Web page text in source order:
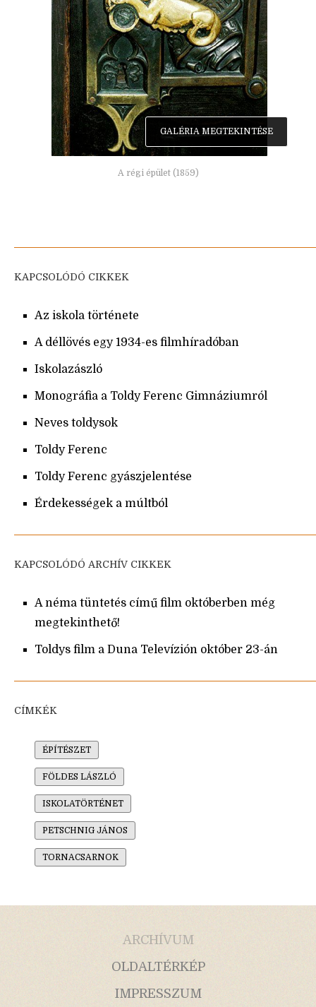
A régi épület (1859)
GALÉRIA MEGTEKINTÉSE
KAPCSOLÓDÓ CIKKEK
Az iskola története
A déllövés egy 1934-es filmhíradóban
Iskolazászló
Monográfia a Toldy Ferenc Gimnáziumról
Neves toldysok
Toldy Ferenc
Toldy Ferenc gyászjelentése
Érdekességek a múltból
KAPCSOLÓDÓ ARCHÍV CIKKEK
A néma tüntetés című film októberben még
megtekinthető!
Toldys film a Duna Televízión október 23-án
CÍMKÉK
ÉPÍTÉSZET
FÖLDES LÁSZLÓ
ISKOLATÖRTÉNET
PETSCHNIG JÁNOS
TORNACSARNOK
ARCHÍVUM
OLDALTÉRKÉP
IMPRESSZUM